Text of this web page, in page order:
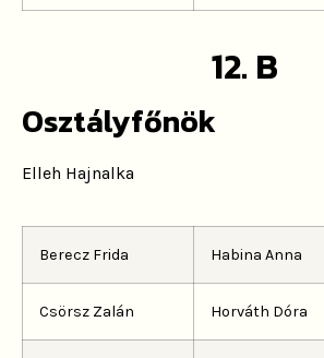
12. B
Osztályfőnök
Elleh Hajnalka
Berecz Frida Habina Anna
Csörsz Zalán Horváth Dóra